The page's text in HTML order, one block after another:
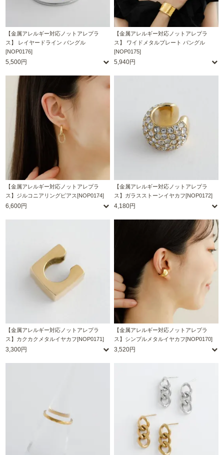
【金属アレルギー対応ノットアレプラ
ス】 レイヤードライン バングル
[NOP0176]
5,500円
【金属アレルギー対応ノットアレプラ
ス】 ワイドメタルプレート バングル
[NOP0175]
5,940円
【金属アレルギー対応ノットアレプラ
ス】ジルコニアリングピアス[NOP0174]
6,600円
【金属アレルギー対応ノットアレプラ
ス】ガラスストーンイヤカフ[NOP0172]
4,180円
【金属アレルギー対応ノットアレプラ
ス】カクカクメタルイヤカフ[NOP0171]
3,300円
【金属アレルギー対応ノットアレプラ
ス】シンプルメタルイヤカフ[NOP0170]
3,520円